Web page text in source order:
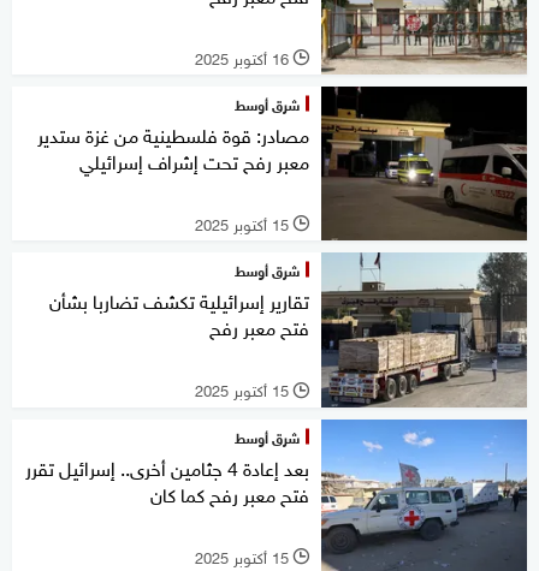
l 16 أكتوبر 2025
شرق أوسط
مصادر: قوة فلسطينية من غزة ستدير
معبر رفح تحت إشراف إسرائيلي
l 15 أكتوبر 2025
شرق أوسط
تقارير إسرائيلية تكشف تضاربا بشأن
فتح معبر رفح
l 15 أكتوبر 2025
شرق أوسط
بعد إعادة 4 جثامين أخرى.. إسرائيل تقرر
فتح معبر رفح كما كان
l 15 أكتوبر 2025